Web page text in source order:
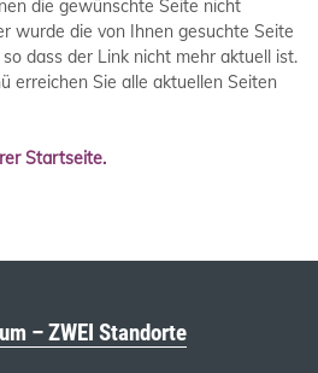
die gewünschte Seite nicht
wurde die von Ihnen gesuchte Seite
dass der Link nicht mehr aktuell ist.
erreichen Sie alle aktuellen Seiten
Startseite.
– ZWEI Standorte